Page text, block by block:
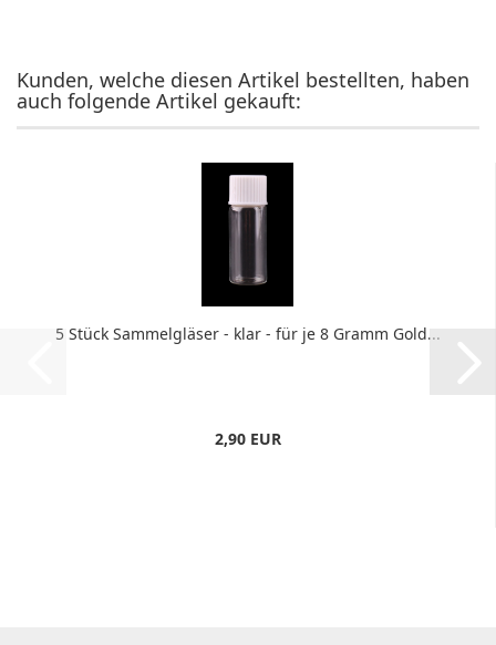
Kunden, welche diesen Artikel bestellten, haben
auch folgende Artikel gekauft:
5 Stück Sammelgläser - klar - für je 8 Gramm Gold...
2,90 EUR